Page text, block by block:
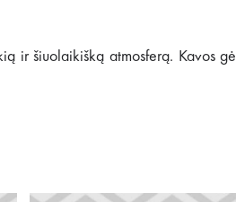
ir šiuolaikišką atmosferą. Kavos